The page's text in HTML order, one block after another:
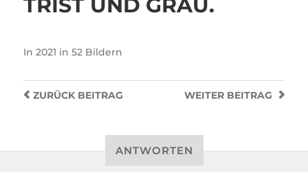
TRIST UND GRAU.
In 2021 in 52 Bildern
WEITER BEITRAG
ZURÜCKBEITRAG
ANTWORTEN